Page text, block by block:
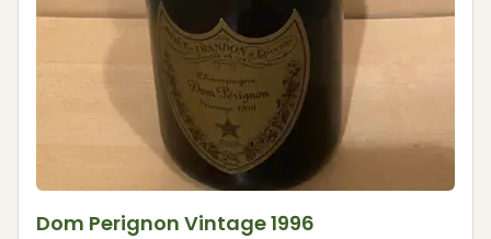
Dom Perignon Vintage 1996